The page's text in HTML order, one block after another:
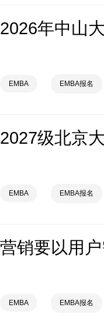
2026年中山
EMBA EMBA报名
EMBA EMBA报名
EMBA EMBA报名